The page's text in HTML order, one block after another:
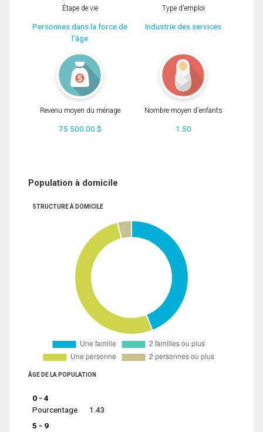
Étape de vie
Personnes dans la force de
l'âge
Type d'emploi
Industrie des services
Revenu moyen du ménage
75 500.00 $
Nombre moyen d'enfants
1.50
Population à domicile
STRUCTURE À DOMICILE
ÂGE DE LA POPULATION
0 - 4
Pourcentage
1.43
5 - 9